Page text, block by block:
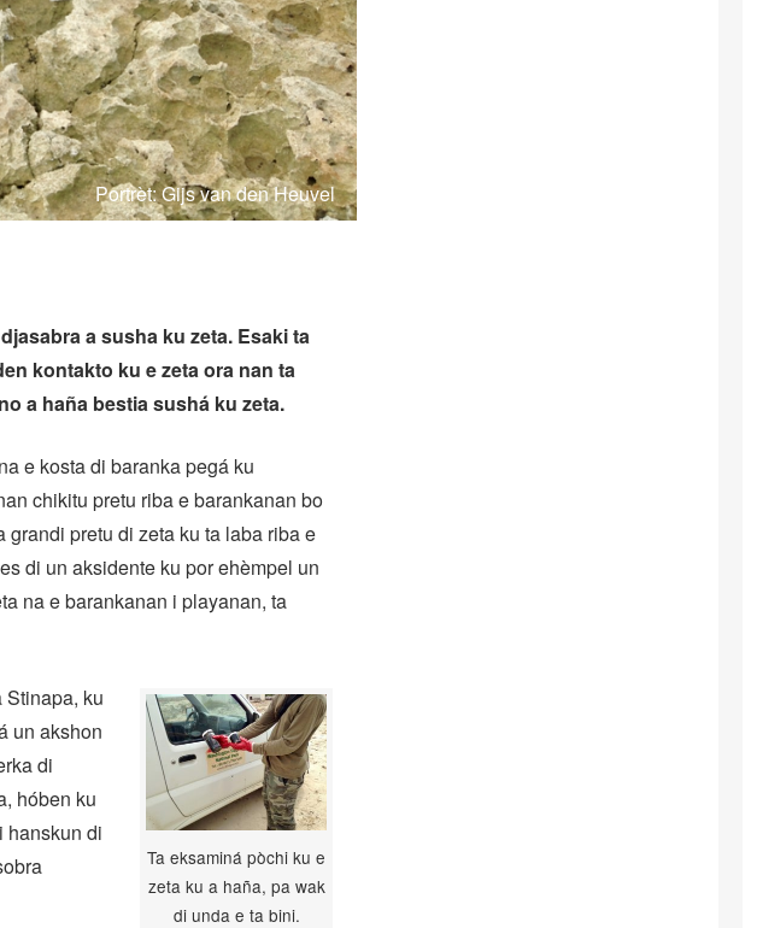
Portrèt: Gijs van den Heuvel
a susha ku zeta. Esaki ta
kontakto ku e zeta ora nan ta
a haña bestia sushá ku zeta.
e kosta di baranka pegá ku
chikitu pretu riba e barankanan bo
pretu di zeta ku ta laba riba e
di un aksidente ku por ehèmpel un
na e barankanan i playanan, ta
Ta eksaminá pòchi ku e
zeta ku a haña, pa wak
di unda e ta bini.
ku
un akshon
di
hóben ku
hanskun di